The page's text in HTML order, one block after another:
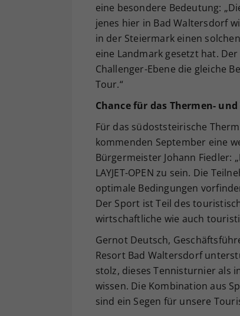
eine besondere Bedeutung:
jenes hier in Bad Waltersdorf
in der Steiermark einen
eine Landmark gesetzt hat. Der
Challenger-Ebene die gleiche
Tour.“
Chance für das Thermen-
Für das südoststeirische
kommenden September eine
Bürgermeister Johann Fiedler:
LAYJET-OPEN zu sein. Die
optimale Bedingungen
Der Sport ist Teil des
wirtschaftliche wie auch
Gernot Deutsch,
Resort Bad Waltersdorf
stolz, dieses Tennisturnier als
wissen. Die Kombination aus
sind ein Segen für unsere